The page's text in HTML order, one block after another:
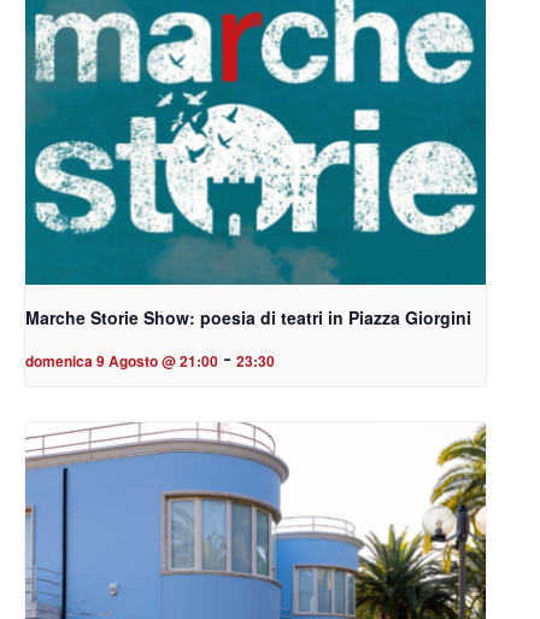
Marche Storie Show: poesia di teatri in Piazza Giorgini
domenica 9 Agosto @ 21:00 - 23:30